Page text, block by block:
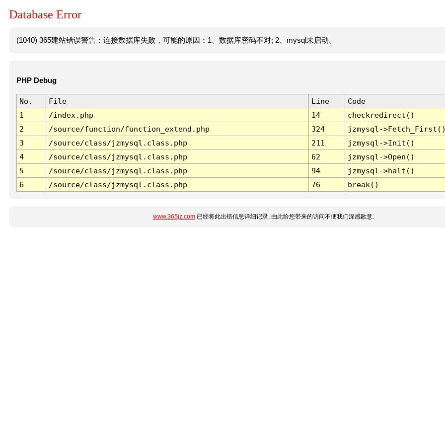
Database Error
(1040) 365建站错误警告：连接数据库失败，可能的原因：1、数据库密码不对; 2、mysql未启动。
PHP Debug
No. File Line
Code
1
/index.php 14
checkredirect()
2
/source/function/function_extend.php 324
jzmysql-
3
/source/class/jzmysql.class.php 211
jzmysql->Init()
4
/source/class/jzmysql.class.php 62
jzmysql->Open()
5
/source/class/jzmysql.class.php 94
jzmysql->halt()
6
/source/class/jzmysql.class.php 76 break()
www.365jz.com已经将此出错信息详细记录, 由此给您带来的访问不便我们深感歉意.